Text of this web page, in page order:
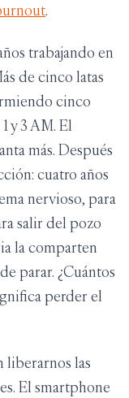
.
trabajando en
de cinco latas
cinco
y 3 AM. El
más. Después
cuatro años
nervioso, para
salir del pozo
la comparten
parar. ¿Cuántos
perder el
liberarnos las
El smartphone